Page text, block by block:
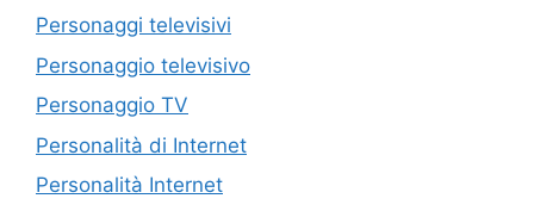
Personaggi televisivi
Personaggio televisivo
Personaggio TV
Personalità di Internet
Personalità Internet